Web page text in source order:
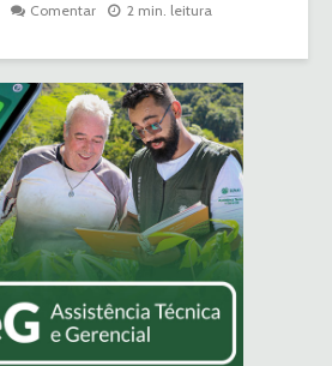
Comentar 2 min. leitura